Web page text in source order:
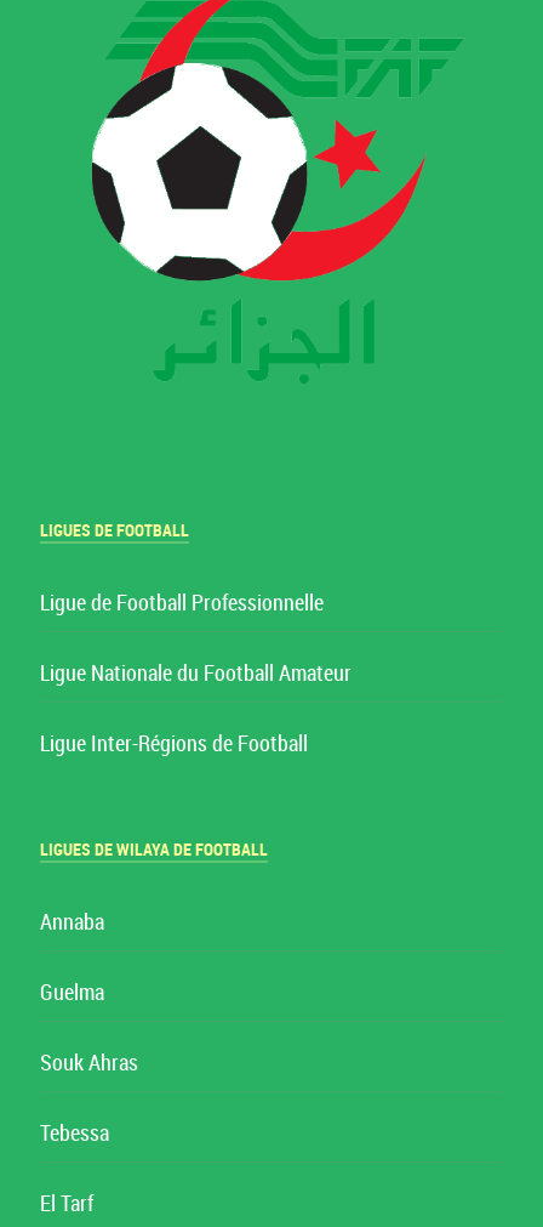
LIGUES DE FOOTBALL
Ligue de Football Professionnelle
Ligue Nationale du Football Amateur
Ligue Inter-Régions de Football
LIGUES DE WILAYA DE FOOTBALL
Annaba
Guelma
Souk Ahras
Tebessa
El Tarf